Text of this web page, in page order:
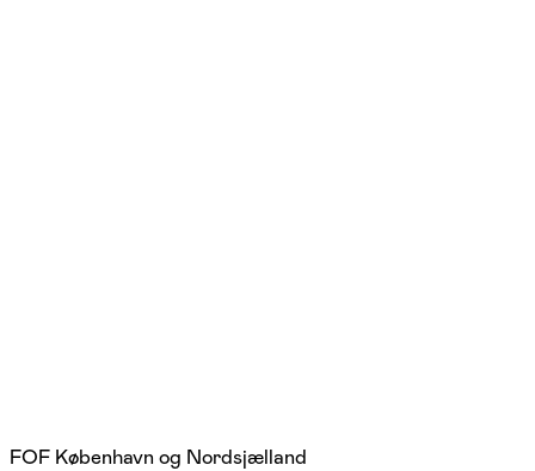
FOF København og Nordsjælland